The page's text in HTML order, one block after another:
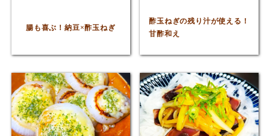
腸も喜ぶ！納豆×酢玉ねぎ
酢玉ねぎの残り汁が使える！
甘酢和え